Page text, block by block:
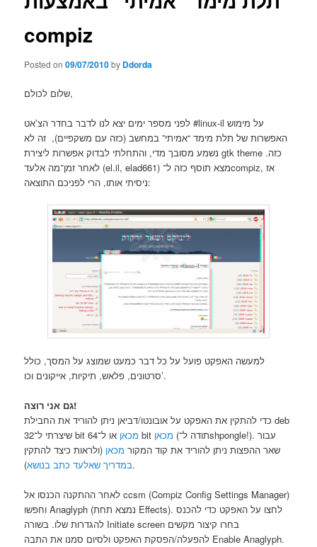
compiz
Posted on09/07/2010by Ddorda
שלום לכולם,
לפני מספר ימים יצא לנו לדבר בחדר הצ’אט ‎#linux-il על מימוש
האפשרות של תלת מימד “אמיתי” במחשב (כזה עם משקפיים), זה לא
נשמע מסובך מדי, והתחלתי לבדוק אפשרות ליצירת gtk theme כזה.
לאחר זמן־מה אלעד (el.il, elad661) מצא תוסף כזה ל־compiz, אז
ניסיתי אותו, הרי לפניכם התוצאה:
למעשה האפקט פועל על כל דבר כמעט שמוצג על המסך, כולל
סרטונים, פלאש, תיקיות, אייקונים וכו’.
גם אני רוצה!
כדי להתקין את האפקט על אובונטו/דביאן ניתן להוריד את החבילת ‎deb
שיצרתי ל־32 bit
מכאן או ל־64 bit מכאן (תודה ל־shpongle!). עבור
שאר ההפצות ניתן להוריד את קוד המקור מכאן (ולראות כיצד להתקין
במדריך שאלעד כתב בנושא).
לאחר ההתקנה הכנסו אל ccsm (‏Compiz Config Settings Manager)
וחפשו Anaglyph (נמצא תחת Effects). לחצו על האפקט כדי להכנס
להגדרות שלו. בשורה Initiate screen בחרו קיצור מקשים
להפעלה/הפסקת האפקט ולסיום סמנו את התבה Enable Anaglyph.